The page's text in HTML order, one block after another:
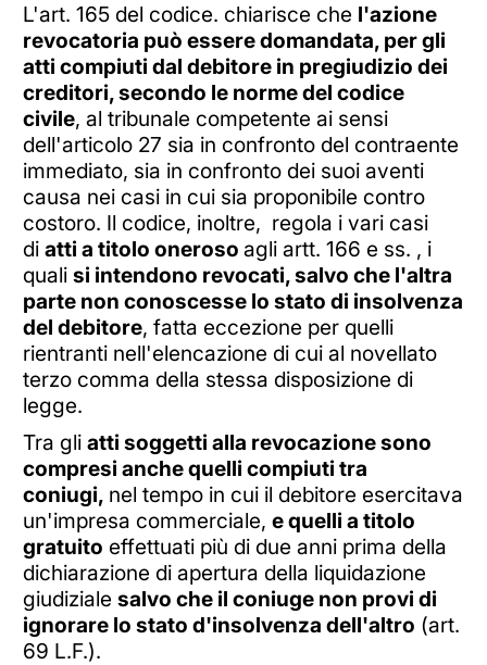
L'art. 165 del codice. chiarisce che l'azione
revocatoria può essere domandata, per gli
atti compiuti dal debitore in pregiudizio dei
creditori, secondo le norme del codice
civile, al tribunale competente ai sensi
dell'articolo 27 sia in confronto del contraente
immediato, sia in confronto dei suoi aventi
causa nei casi in cui sia proponibile contro
costoro. Il codice, inoltre, regola i vari casi
di atti a titolo oneroso agli artt. 166 e ss. , i
quali si intendono revocati, salvo che l'altra
parte non conoscesse lo stato di insolvenza
del debitore, fatta eccezione per quelli
rientranti nell'elencazione di cui al novellato
terzo comma della stessa disposizione di
legge.
Tra gli atti soggetti alla revocazione sono
compresi anche quelli compiuti tra
coniugi, nel tempo in cui il debitore esercitava
un'impresa commerciale, e quelli a titolo
gratuito effettuati più di due anni prima della
dichiarazione di apertura della liquidazione
giudiziale salvo che il coniuge non provi di
ignorare lo stato d'insolvenza dell'altro (art.
69 L.F.).